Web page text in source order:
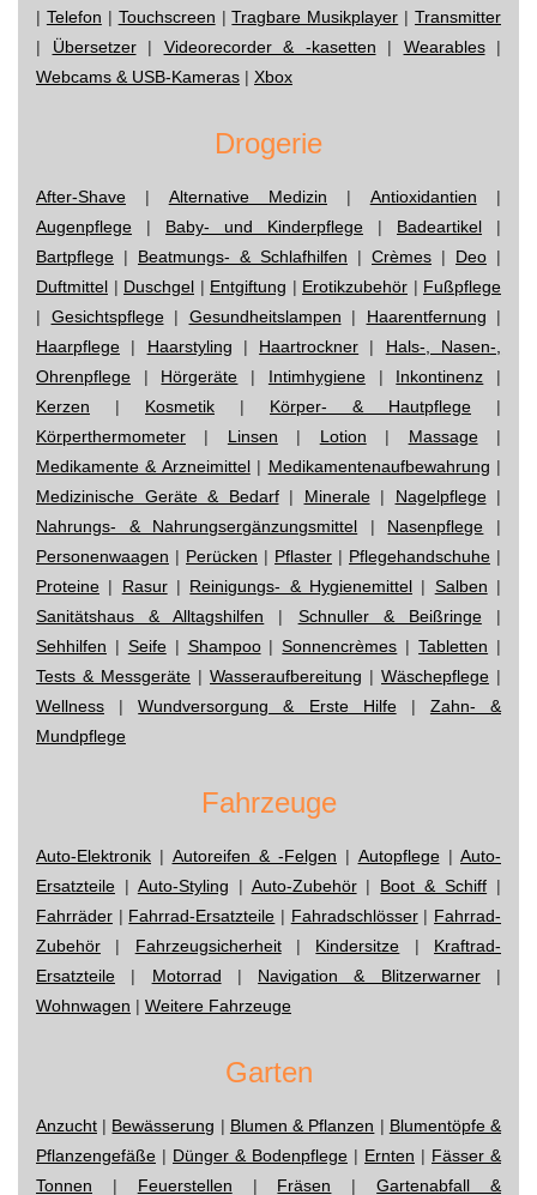
| Telefon | Touchscreen |Tragbare Musikplayer | Transmitter
| Übersetzer| Videorecorder & -kasetten | Wearables|
Webcams & USB-Kameras | Xbox
Drogerie
After-Shave | Alternative Medizin | Antioxidantien |
Augenpflege | Baby- und Kinderpflege | Badeartikel |
Bartpflege | Beatmungs- & Schlafhilfen | Crèmes | Deo |
Duftmittel | Duschgel | Entgiftung | Erotikzubehör | Fußpflege
| Gesichtspflege| Gesundheitslampen | Haarentfernung |
Haarpflege | Haarstyling | Haartrockner | Hals-, Nasen-,
Ohrenpflege | Hörgeräte | Intimhygiene| Inkontinenz |
Kerzen | Kosmetik | Körper- & Hautpflege |
Körperthermometer | Linsen | Lotion | Massage|
Medikamente & Arzneimittel| Medikamentenaufbewahrung |
Medizinische Geräte & Bedarf| Minerale| Nagelpflege|
Nahrungs- & Nahrungsergänzungsmittel | Nasenpflege |
Personenwaagen | Perücken | Pflaster | Pflegehandschuhe |
Proteine | Rasur| Reinigungs- & Hygienemittel | Salben |
Sanitätshaus & Alltagshilfen | Schnuller & Beißringe|
Sehhilfen | Seife| Shampoo|Sonnencrèmes |Tabletten |
Tests & Messgeräte | Wasseraufbereitung | Wäschepflege |
Wellness |Wundversorgung & Erste Hilfe| Zahn- &
Mundpflege
Fahrzeuge
Auto-Elektronik | Autoreifen & -Felgen | Autopflege| Auto-
Ersatzteile | Auto-Styling | Auto-Zubehör| Boot & Schiff |
Fahrräder | Fahrrad-Ersatzteile | Fahradschlösser| Fahrrad-
Zubehör | Fahrzeugsicherheit| Kindersitze | Kraftrad-
Ersatzteile | Motorrad | Navigation & Blitzerwarner|
Wohnwagen | Weitere Fahrzeuge
Garten
Anzucht | Bewässerung | Blumen & Pflanzen | Blumentöpfe &
Pflanzengefäße | Dünger & Bodenpflege | Ernten | Fässer &
Tonnen | Feuerstellen | Fräsen |Gartenabfall &